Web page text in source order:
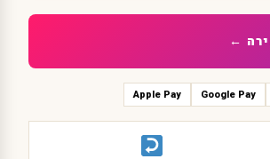
←
Google Pay
Apple Pay